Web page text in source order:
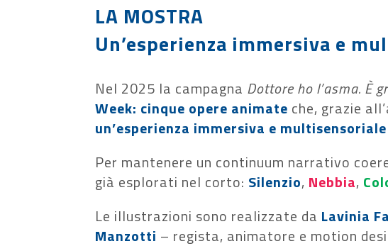
LA MOSTRA
Un’esperienza immersiva e
Nel 2025 la campagna Dottore ho l’asma. È
Week: cinque opere animate che, grazie
un’esperienza immersiva e multisensoriale
Per mantenere un continuum narrativo
già esplorati nel corto: Silenzio, Nebbia,
Le illustrazioni sono realizzate da Lavinia
Manzotti – regista, animatore e motion